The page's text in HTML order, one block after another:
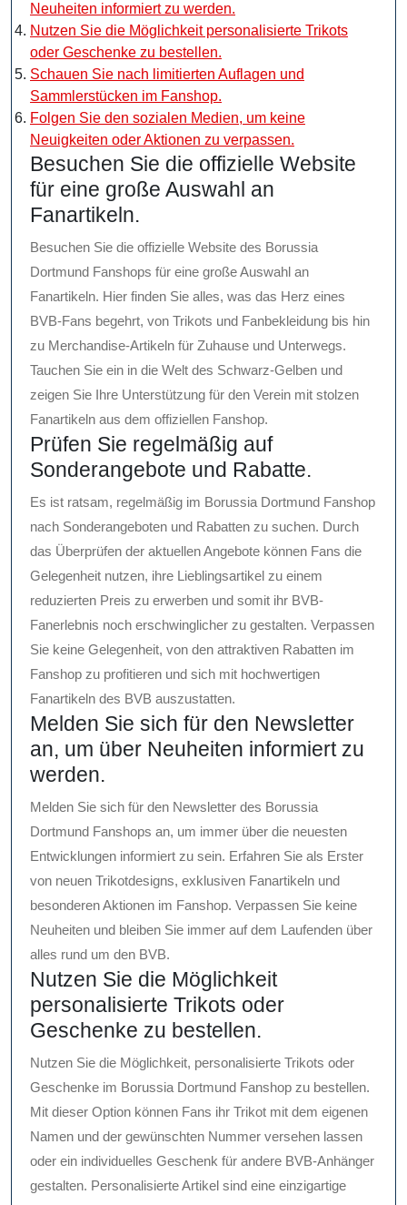
Neuheiten informiert zu werden.
Nutzen Sie die Möglichkeit personalisierte Trikots
oder Geschenke zu bestellen.
Schauen Sie nach limitierten Auflagen und
Sammlerstücken im Fanshop.
Folgen Sie den sozialen Medien, um keine
Neuigkeiten oder Aktionen zu verpassen.
Besuchen Sie die offizielle Website
für eine große Auswahl an
Fanartikeln.
Besuchen Sie die offizielle Website des Borussia
Dortmund Fanshops für eine große Auswahl an
Fanartikeln. Hier finden Sie alles, was das Herz eines
BVB-Fans begehrt, von Trikots und Fanbekleidung bis hin
zu Merchandise-Artikeln für Zuhause und Unterwegs.
Tauchen Sie ein in die Welt des Schwarz-Gelben und
zeigen Sie Ihre Unterstützung für den Verein mit stolzen
Fanartikeln aus dem offiziellen Fanshop.
Prüfen Sie regelmäßig auf
Sonderangebote und Rabatte.
Es ist ratsam, regelmäßig im Borussia Dortmund Fanshop
nach Sonderangeboten und Rabatten zu suchen. Durch
das Überprüfen der aktuellen Angebote können Fans die
Gelegenheit nutzen, ihre Lieblingsartikel zu einem
reduzierten Preis zu erwerben und somit ihr BVB-
Fanerlebnis noch erschwinglicher zu gestalten. Verpassen
Sie keine Gelegenheit, von den attraktiven Rabatten im
Fanshop zu profitieren und sich mit hochwertigen
Fanartikeln des BVB auszustatten.
Melden Sie sich für den Newsletter
an, um über Neuheiten informiert zu
werden.
Melden Sie sich für den Newsletter des Borussia
Dortmund Fanshops an, um immer über die neuesten
Entwicklungen informiert zu sein. Erfahren Sie als Erster
von neuen Trikotdesigns, exklusiven Fanartikeln und
besonderen Aktionen im Fanshop. Verpassen Sie keine
Neuheiten und bleiben Sie immer auf dem Laufenden über
alles rund um den BVB.
Nutzen Sie die Möglichkeit
personalisierte Trikots oder
Geschenke zu bestellen.
Nutzen Sie die Möglichkeit, personalisierte Trikots oder
Geschenke im Borussia Dortmund Fanshop zu bestellen.
Mit dieser Option können Fans ihr Trikot mit dem eigenen
Namen und der gewünschten Nummer versehen lassen
oder ein individuelles Geschenk für andere BVB-Anhänger
gestalten. Personalisierte Artikel sind eine einzigartige